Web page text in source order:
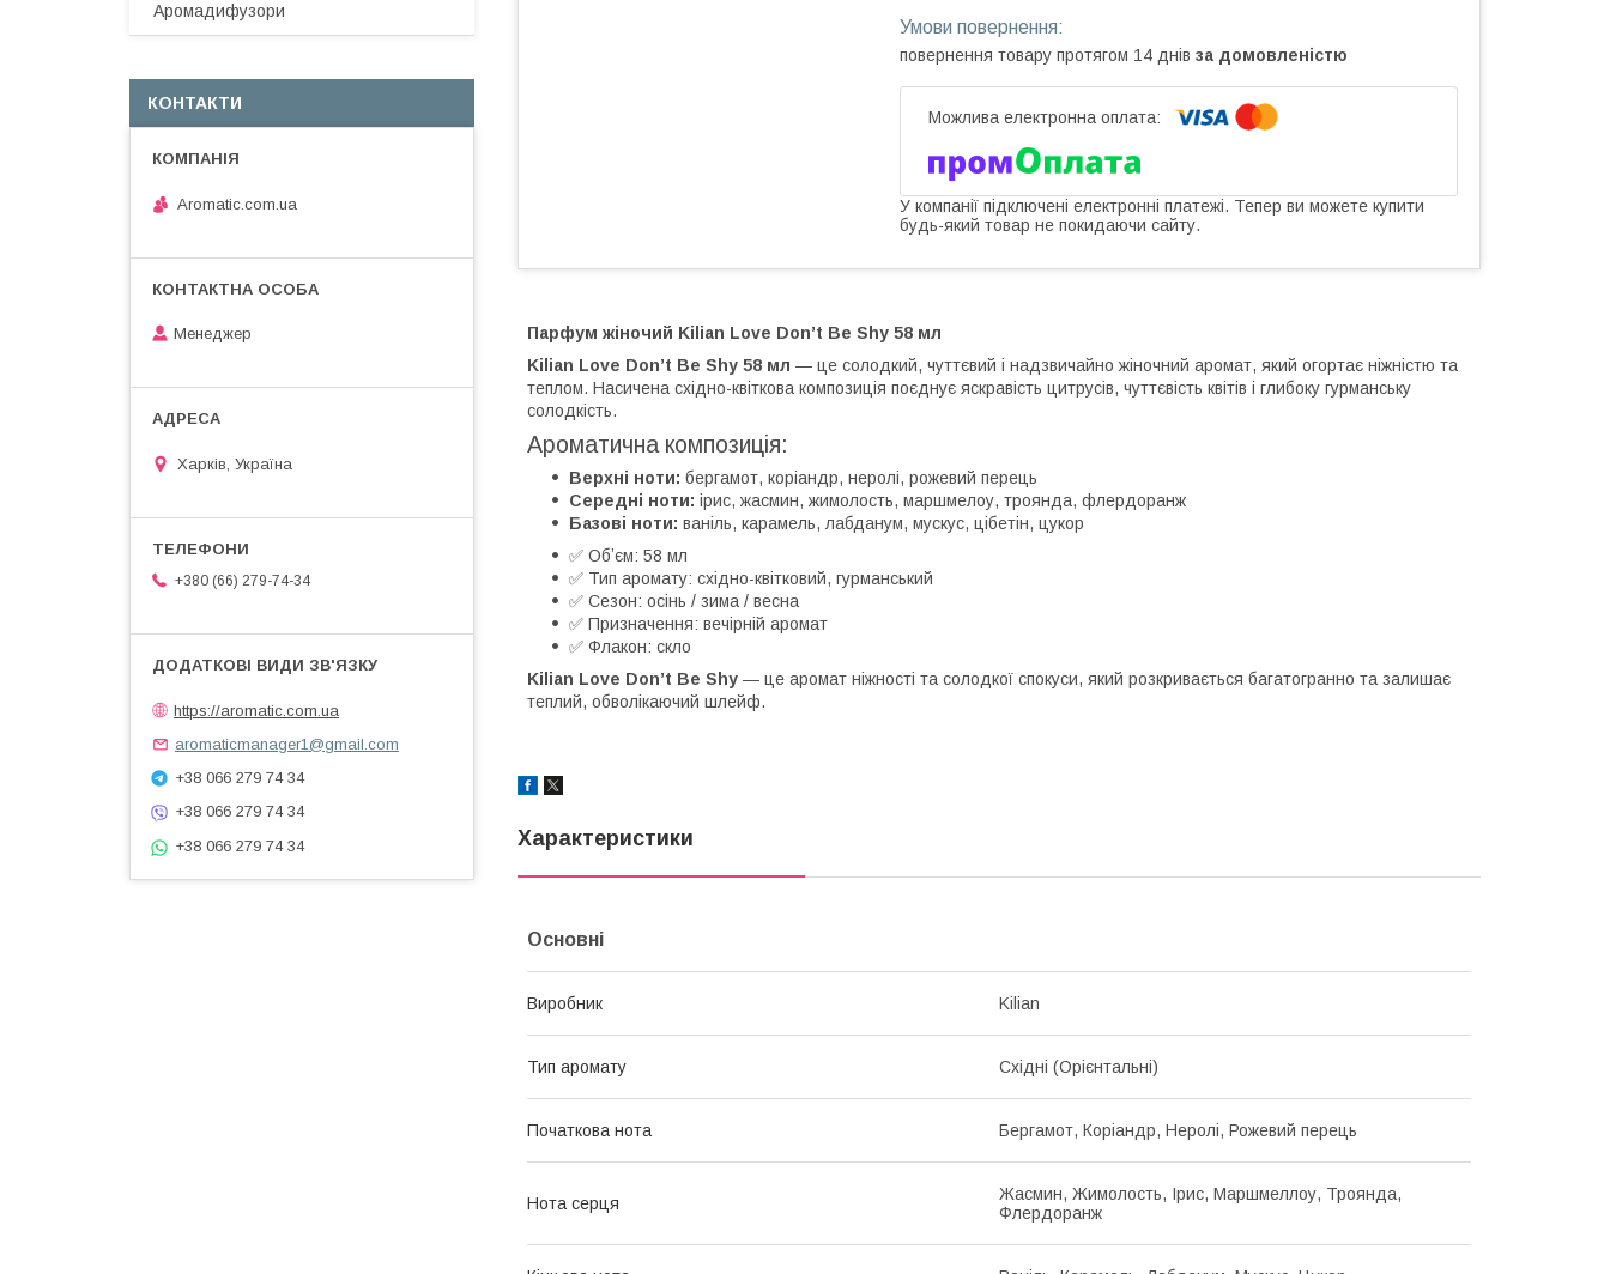
повернення товару протягом 14 днів за домовленістю
У компанії підключені електронні платежі. Тепер ви можете купити
будь-який товар не покидаючи сайту.
Парфум жіночий Kilian Love Don’t Be Shy 58 мл
Kilian Love Don’t Be Shy 58 мл — це солодкий, чуттєвий і надзвичайно жіночний аромат, який огортає ніжністю та
теплом. Насичена східно-квіткова композиція поєднує яскравість цитрусів, чуттєвість квітів і глибоку гурманську
солодкість.
Ароматична композиція:
Верхні ноти: бергамот, коріандр, неролі, рожевий перець
Середні ноти: ірис, жасмин, жимолость, маршмелоу, троянда, флердоранж
Базові ноти: ваніль, карамель, лабданум, мускус, цібетін, цукор
✅ Обʼєм: 58 мл
✅ Тип аромату: східно-квітковий, гурманський
✅ Сезон: осінь / зима / весна
✅ Призначення: вечірній аромат
✅ Флакон: скло
Kilian Love Don’t Be Shy — це аромат ніжності та солодкої спокуси, який розкривається багатогранно та залишає
теплий, обволікаючий шлейф.
Характеристики
Основні
Виробник Kilian
Тип аромату Східні (Орієнтальні)
Початкова нота Бергамот, Коріандр, Неролі, Рожевий перець
Нота серця
Жасмин, Жимолость, Ірис, Маршмеллоу, Троянда,
Флердоранж
Аромадифузори
КОНТАКТИ
Aromatic.com.ua
Менеджер
Харків, Україна
+380 (66) 279-74-34
https://aromatic.com.ua
aromaticmanager1@gmail.com
+38 066 279 74 34
+38 066 279 74 34
+38 066 279 74 34